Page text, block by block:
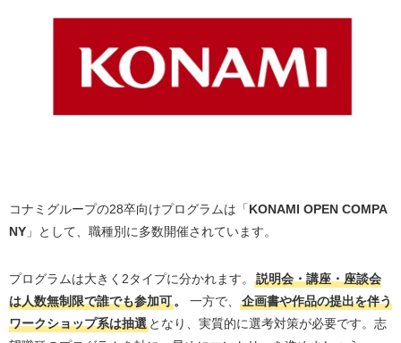
エンタメ業界の早期選考オファーを受け取りたいな
ら、OfferBoxに登録しておこう
コナミグループのインターンの選考倍率
コナミグループの企業研究
コナミグループの平均年収・初任給
コナミグループの福利厚生
コナミグループの採用大学
コナミグループの28卒向けプログラムは「KONAMI OPEN COMPA
NY」として、職種別に多数開催されています。
プログラムは大きく2タイプに分かれます。
説明会・講座・座談会
は人数無制限で誰でも参加可。 一方で、
企画書や作品の提出を伴う
ワークショップ系は抽選となり、実質的に選考対策が必要です。志